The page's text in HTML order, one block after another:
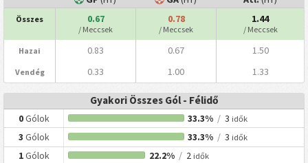
Összes 0.67
/ Meccsek
0.78
/ Meccsek
1.44
/ Meccsek
Hazai 0.83 0.67 1.50
Vendég 0.33 1.00 1.33
Gyakori Összes Gól - Félidő
0Gólok 33.3% / 3 idők
3 Gólok 33.3% / 3 idők
1Gólok 22.2% /2 idők